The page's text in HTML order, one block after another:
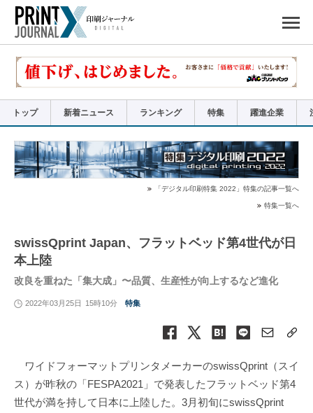
で
リ
トップ 新着ニュース ランキング 特集 躍進企業
「デジタル印刷特集 2022」特集の記事一覧へ
特集一覧へ
swissQprint Japan、フラットベッド第4世代が日
本上陸
改良を重ねた「集大成」〜品質、生産性が向上するなど進化
2022年03月25日 15時10分 特集
ワイドフォーマットプリンタメーカーのswissQprint（スイ
ス）が昨秋の「FESPA2021」で発表したフラットベッド第4
世代が満を持して日本に上陸した。3月初旬にswissQprint